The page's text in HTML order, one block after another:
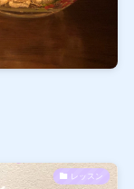
レッスン